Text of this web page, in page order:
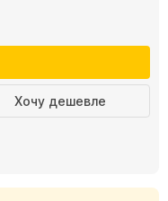
Хочу дешевле